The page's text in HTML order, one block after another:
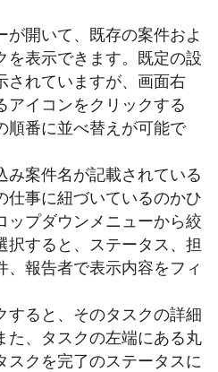
開いて、既存の案件およ
を表示できます。既定の設
されていますが、画面右
アイコンをクリックする
順番に並べ替えが可能で
み案件名が記載されている
仕事に紐づいているのかひ
ップダウンメニューから絞
択すると、ステータス、担
、報告者で表示内容をフィ
すると、そのタスクの詳細
た、タスクの左端にある丸
スクを完了のステータスに